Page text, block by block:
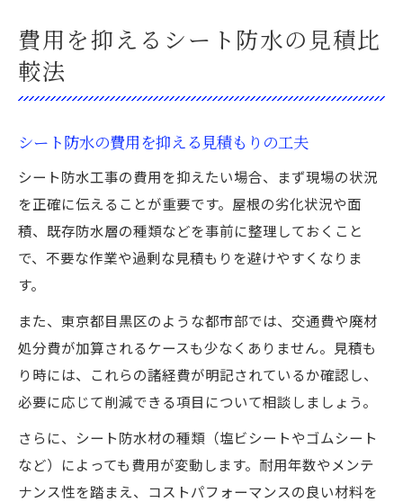
費用を抑えるシート防水の見積比
較法
シート防水の費用を抑える見積もりの工夫
シート防水工事の費用を抑えたい場合、まず現場の状況
を正確に伝えることが重要です。屋根の劣化状況や面
積、既存防水層の種類などを事前に整理しておくこと
で、不要な作業や過剰な見積もりを避けやすくなりま
す。
また、東京都目黒区のような都市部では、交通費や廃材
処分費が加算されるケースも少なくありません。見積も
り時には、これらの諸経費が明記されているか確認し、
必要に応じて削減できる項目について相談しましょう。
さらに、シート防水材の種類（塩ビシートやゴムシート
など）によっても費用が変動します。耐用年数やメンテ
ナンス性を踏まえ、コストパフォーマンスの良い材料を